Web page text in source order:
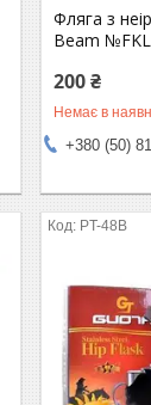
Фляга з
Beam
200 ₴
Немає в
+380 (50)
PT-48B